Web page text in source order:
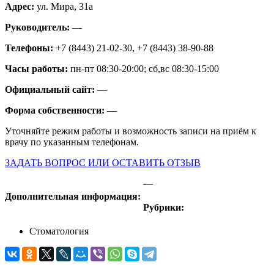
Адрес: ул. Мира, 31а
Руководитель: —
Телефоны: +7 (8443) 21-02-30, +7 (8443) 38-90-88
Часы работы: пн-пт 08:30-20:00; сб,вс 08:30-15:00
Официальный сайт: —
Форма собственности: —
Уточняйте режим работы и возможность записи на приём к
врачу по указанным телефонам.
ЗАДАТЬ ВОПРОС ИЛИ ОСТАВИТЬ ОТЗЫВ
Дополнительная информация:
—
Рубрики:
Стоматология